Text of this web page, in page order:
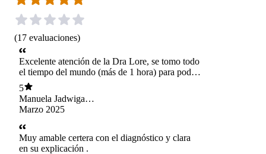
(17 evaluaciones)
Excelente atención de la Dra Lore, se tomo todo
el tiempo del mundo (más de 1 hora) para poder
revisar el caso e ir explicando todo con el mayor
detalle posible y en el lenguaje más entendible.
Se nota el cariño y amor que le dedica a sus
pacientes con todo el profesionalismo.
Recomendada totalmente.
5
Manuela Jadwiga
Kotecka mino
Marzo 2025
Muy amable certera con el diagnóstico y clara
en su explicación .